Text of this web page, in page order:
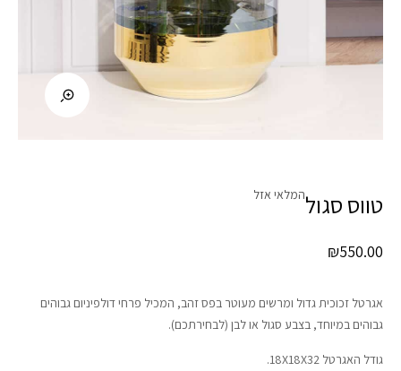
טווס סגולהמלאי אזל
₪550.00
אגרטל זכוכית גדול ומרשים מעוטר בפס זהב, המכיל פרחי דולפיניום גבוהים
גבוהים במיוחד, בצבע סגול או לבן (לבחירתכם).
גודל האגרטל 18X18X32.